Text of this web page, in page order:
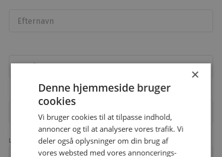
Efternavn
Email
Adgangskode
Landekode
×
Denne hjemmeside bruger
cookies
Vi bruger cookies til at tilpasse indhold,
annoncer og til at analysere vores trafik. Vi
deler også oplysninger om din brug af
vores websted med vores annoncerings-